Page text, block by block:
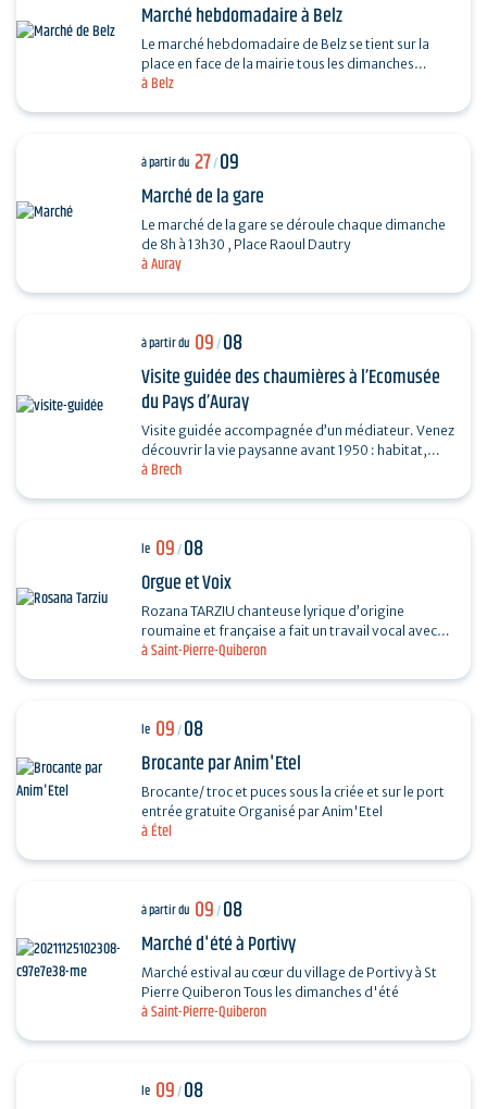
à Belz
Marché hebdomadaire à Belz
Le marché hebdomadaire de Belz se tient sur la
place en face de la mairie tous les dimanches
matins, de 9h à 13h. Fromage, poulet, huitres,
à Auray
à partir du 27/09
Marché de la gare
Le marché de la gare se déroule chaque dimanche
de 8h à 13h30 , Place Raoul Dautry
à Brech
à partir du 09/08
Visite guidée des chaumières à l’Ecomusée
du Pays d’Auray
Visite guidée accompagnée d’un médiateur. Venez
découvrir la vie paysanne avant 1950 : habitat,
agriculture, paysage, savoir-faire… et enrichir…
à Saint-Pierre-Quiberon
le 09/08
Orgue et Voix
Rozana TARZIU chanteuse lyrique d’origine
roumaine et française a fait un travail vocal avec
divers chanteurs lyriques : Octavian Naghiu,
à Étel
le 09/08
Brocante par Anim'Etel
Brocante/ troc et puces sous la criée et sur le port
entrée gratuite Organisé par Anim'Etel
à Saint-Pierre-Quiberon
à partir du 09/08
Marché d'été à Portivy
Marché estival au cœur du village de Portivy à St
Pierre Quiberon Tous les dimanches d'été
le 09/08